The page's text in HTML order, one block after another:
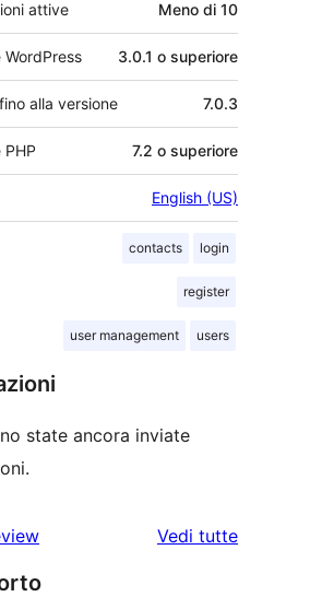
attive Meno di 10
WordPress 3.0.1 o superiore
alla versione 7.0.3
PHP 7.2 o superiore
English (US)
contacts login
register
user management users
state ancora inviate
Vedi tuttele